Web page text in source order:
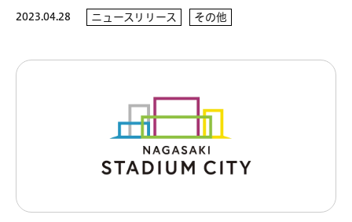
2023.04.28 ニュースリリース その他